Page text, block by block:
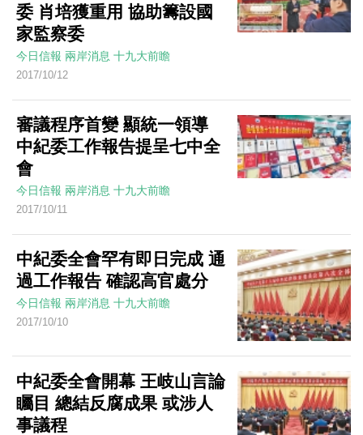
委 肖培獲重用 協助籌設國
家監察委
今日信報 兩岸消息 十九大前瞻
2017/10/12
審議程序首變 顯統一領導
中紀委工作報告提呈七中全
會
今日信報 兩岸消息 十九大前瞻
2017/10/11
中紀委全會罕有即日完成 通
過工作報告 確認高官處分
今日信報 兩岸消息 十九大前瞻
2017/10/10
中紀委全會開幕 王岐山言論
矚目 總結反腐成果 或涉人
事議程